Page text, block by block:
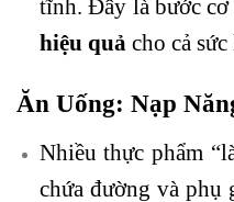
tĩnh. Đây là bước cơ
hiệu quả cho cả
Ăn Uống: Nạp
Nhiều thực phẩm
chứa đường và phụ